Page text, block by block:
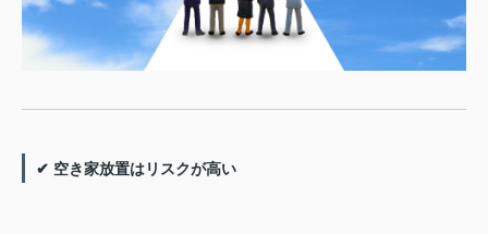
✔ 空き家放置はリスクが高い